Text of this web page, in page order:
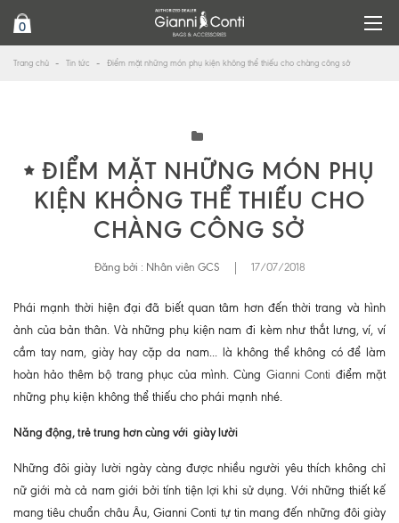
0
Trang chủ Tin tức Điểm mặt những món phụ kiện không thể thiếu cho chàng công sở
ĐIỂM MẶT NHỮNG MÓN PHỤ
KIỆN KHÔNG THỂ THIẾU CHO
CHÀNG CÔNG SỞ
Đăng bởi : Nhân viên GCS 17/07/2018
Phái mạnh thời hiện đại đã biết quan tâm hơn đến thời trang và hình
ảnh của bản thân. Và những phụ kiện nam đi kèm như thắt lưng, ví, ví
cầm tay nam, giày hay cặp da nam... là không thể không có để làm
hoàn hảo thêm bộ trang phục của mình. Cùng Gianni Conti điểm mặt
những phụ kiện không thể thiếu cho phái mạnh nhé.
Năng động, trẻ trung hơn cùng với giày lười
Những đôi giày lười ngày càng được nhiều người yêu thích không chỉ
nữ giới mà cả nam giới bởi tính tiện lợi khi sử dụng. Với những thiết kế
mang tiêu chuẩn châu Âu, Gianni Conti tự tin mang đến những đôi giày